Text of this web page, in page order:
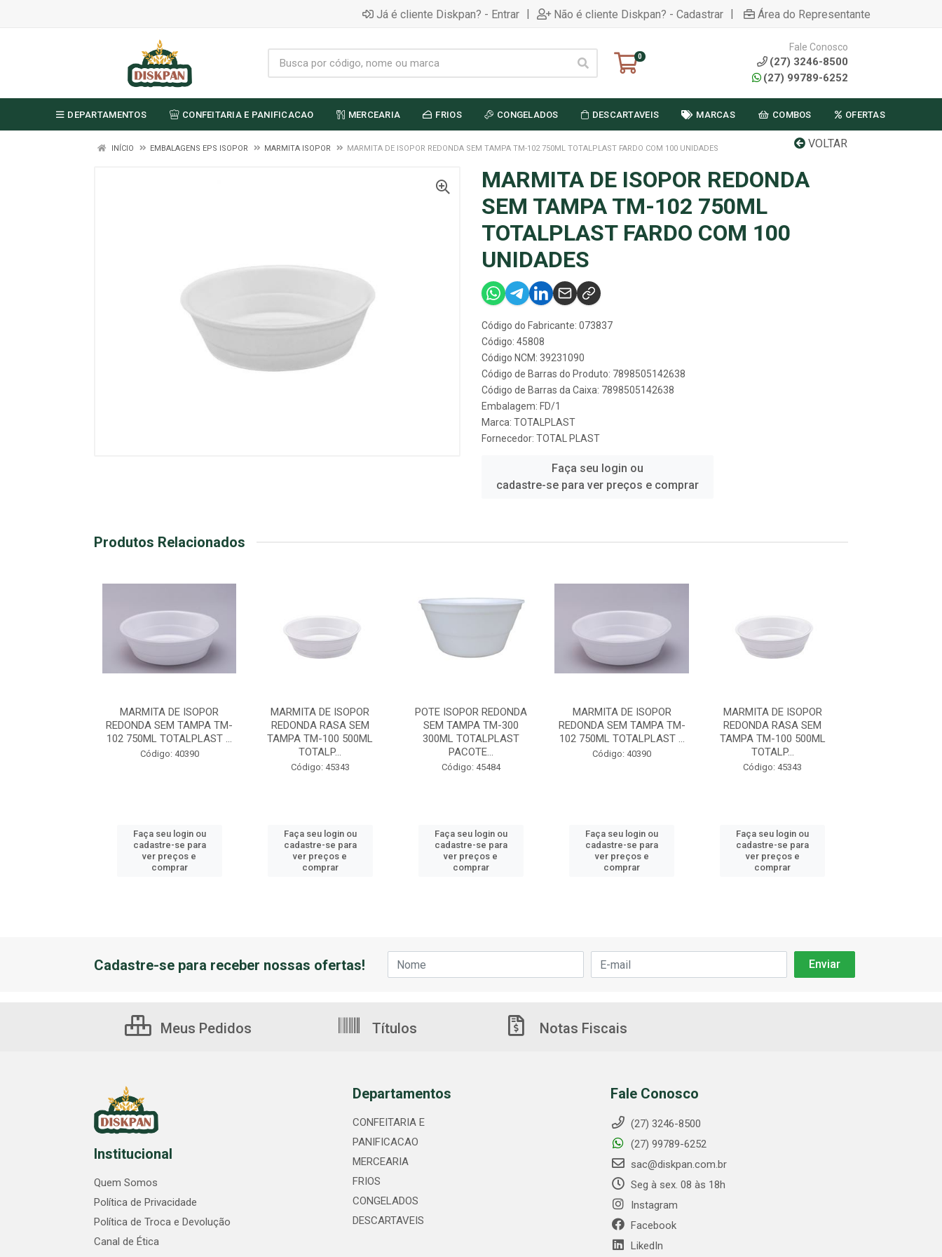
Já é cliente Diskpan? - Entrar | Não é cliente Diskpan? - Cadastrar | Área do Representante
0
Fale Conosco
(27) 3246-8500
(27) 99789-6252
DEPARTAMENTOS CONFEITARIA E PANIFICACAO MERCEARIA FRIOS CONGELADOS DESCARTAVEIS MARCAS COMBOS OFERTAS
VOLTAR
INÍCIO EMBALAGENS EPS ISOPOR MARMITA ISOPOR MARMITA DE ISOPOR REDONDA SEM TAMPA TM-102 750ML TOTALPLAST FARDO COM 100 UNIDADES
MARMITA DE ISOPOR REDONDA
SEM TAMPA TM-102 750ML
TOTALPLAST FARDO COM 100
UNIDADES
Código do Fabricante: 073837
Código: 45808
Código NCM: 39231090
Código de Barras do Produto: 7898505142638
Código de Barras da Caixa: 7898505142638
Embalagem: FD/1
Marca: TOTALPLAST
Fornecedor: TOTAL PLAST
Faça seu login ou
cadastre-se para ver preços e comprar
Produtos Relacionados
MARMITA DE ISOPOR
REDONDA SEM TAMPA TM-
102 750ML TOTALPLAST ...
Código: 40390
Faça seu login ou
cadastre-se para
ver preços e
comprar
MARMITA DE ISOPOR
REDONDA RASA SEM
TAMPA TM-100 500ML
TOTALP...
Código: 45343
Faça seu login ou
cadastre-se para
ver preços e
comprar
POTE ISOPOR REDONDA
SEM TAMPA TM-300
300ML TOTALPLAST
PACOTE...
Código: 45484
Faça seu login ou
cadastre-se para
ver preços e
comprar
MARMITA DE ISOPOR
REDONDA SEM TAMPA TM-
102 750ML TOTALPLAST ...
Código: 40390
Faça seu login ou
cadastre-se para
ver preços e
comprar
MARMITA DE ISOPOR
REDONDA RASA SEM
TAMPA TM-100 500ML
TOTALP...
Código: 45343
Faça seu login ou
cadastre-se para
ver preços e
comprar
Cadastre-se para receber nossas ofertas!
Meus Pedidos Títulos Notas Fiscais
Institucional
Quem Somos
Política de Privacidade
Política de Troca e Devolução
Canal de Ética
Departamentos
CONFEITARIA E
PANIFICACAO
MERCEARIA
FRIOS
CONGELADOS
DESCARTAVEIS
Fale Conosco
(27) 3246-8500
(27) 99789-6252
sac@diskpan.com.br
Seg à sex. 08 às 18h
Instagram
Facebook
LikedIn